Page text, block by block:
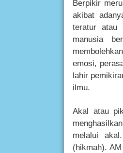
Berpikir
akibat
teratur atau
manusia
emosi,
lahir
ilmu.
Akal atau
melalui
(hikmah).